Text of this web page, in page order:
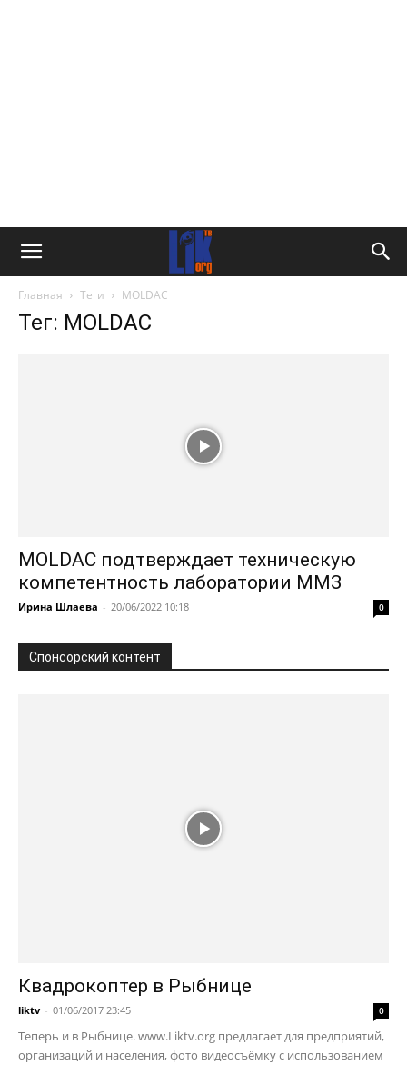
Главная Теги MOLDAC
Тег: MOLDAC
MOLDAC подтверждает техническую
компетентность лаборатории ММЗ
Ирина Шлаева - 20/06/2022 10:18 0
Спонсорский контент
Квадрокоптер в Рыбнице
liktv - 01/06/2017 23:45 0
Теперь и в Рыбнице. www.Liktv.org предлагает для предприятий,
организаций и населения, фото видеосъёмку с использованием